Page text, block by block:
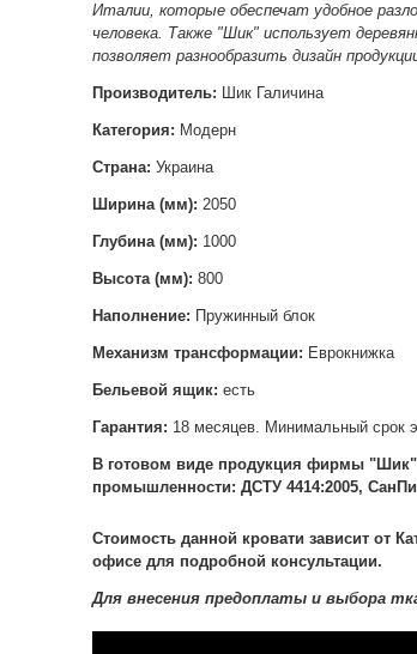
Италии, которые обеспечат удобное
человека. Также "Шик" использует
позволяет разнообразить дизайн
Производитель: Шик Галичина
Категория: Модерн
Страна: Украина
Ширина (мм): 2050
Глубина (мм): 1000
Высота (мм): 800
Наполнение: Пружинный блок
Механизм трансформации: Еврокнижка
Бельевой ящик: есть
Гарантия: 18 месяцев. Минимальный срок
В готовом виде продукция фирмы "Шик"
промышленности: ДСТУ 4414:2005,
Стоимость данной кровати зависит от
офисе для подробной консультации.
Для внесения предоплаты и выбора